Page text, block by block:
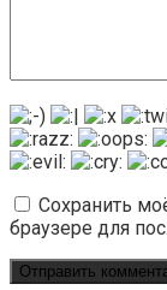
Сохранить
браузере для